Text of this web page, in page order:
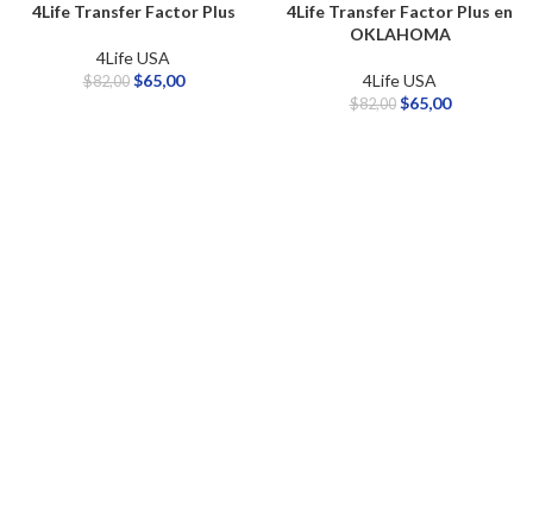
4Life Transfer Factor Plus
4Life USA
$82,00 $65,00
4Life Transfer Factor Plus en
OKLAHOMA
4Life USA
$82,00 $65,00